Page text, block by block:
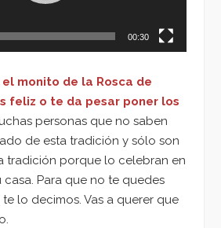
00:30
monito de la Rosca de
feliz o te da pesar poner los
personas que no saben
de esta tradición y sólo son
tradición porque lo celebran en
casa. Para que no te quedes
lo decimos. Vas a querer que